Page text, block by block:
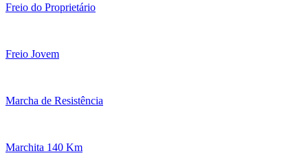
Freio do Proprietário
Freio Jovem
Marcha de Resistência
Marchita 140 Km